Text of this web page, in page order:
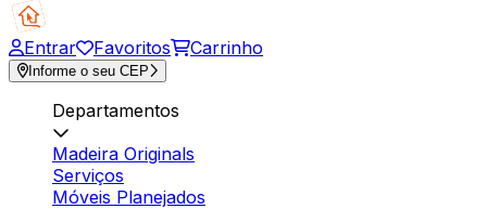
Entrar Favoritos Carrinho
Informe o seu CEP
Departamentos
Madeira Originals
Serviços
Móveis Planejados